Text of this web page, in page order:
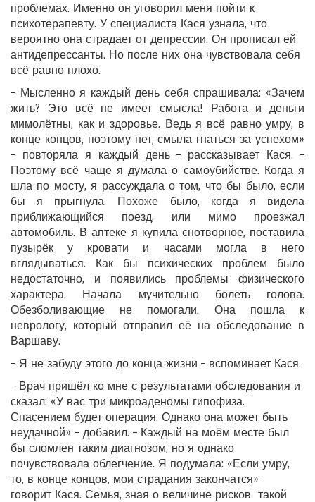
проблемах. Именно он уговорил меня пойти к
психотерапевту. У специалиста Кася узнала, что
вероятно она страдает от депрессии. Он прописал ей
антидепрессанты. Но после них она чувствовала себя
всё равно плохо.
- Мысленно я каждый день себя спрашивала: «Зачем
жить? Это всё не имеет смысла! Работа и деньги
мимолётны, как и здоровье. Ведь я всё равно умру, в
конце концов, поэтому нет, смыла гнаться за успехом»
- повторяла я каждый день – рассказывает Кася. –
Поэтому всё чаще я думала о самоубийстве. Когда я
шла по мосту, я рассуждала о том, что бы было, если
бы я прыгнула. Похоже было, когда я видела
приближающийся поезд, или мимо проезжал
автомобиль. В аптеке я купила снотворное, поставила
пузырёк у кровати и часами могла в него
вглядываться. Как бы психических проблем было
недостаточно, и появились проблемы физического
характера. Начала мучительно болеть голова.
Обезболивающие не помогали. Она пошла к
неврологу, который отправил её на обследование в
Варшаву.
- Я не забуду этого до конца жизни – вспоминает Кася.
- Врач пришёл ко мне с результатами обследования и
сказал: «У вас три микроаденомы гипофиза.
Спасением будет операция. Однако она может быть
неудачной» - добавил. – Каждый на моём месте был
бы сломлен таким диагнозом, но я однако
почувствовала облегчение. Я подумала: «Если умру,
то, в конце концов, мои страдания закончатся»-
говорит Кася. Семья, зная о величине рисков такой